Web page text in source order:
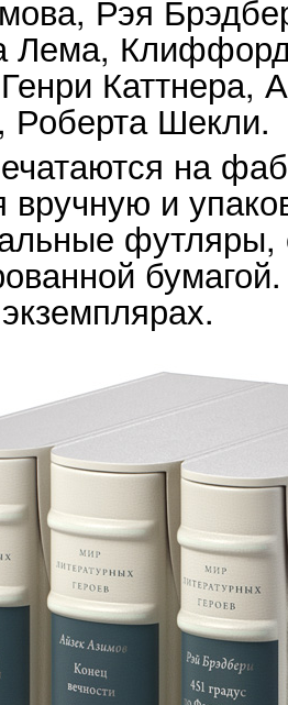
Рэя
Лема,
Каттнера,
Роберта Шекли.
на
вручную и
футляры,